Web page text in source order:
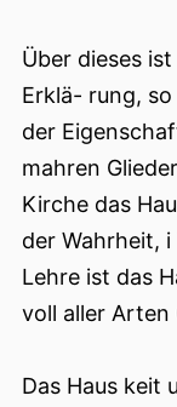
Über dieses
Erklä- rung,
der
mahren
Kirche das
der Wahrheit,
Lehre ist das
voll aller
Das Haus keit